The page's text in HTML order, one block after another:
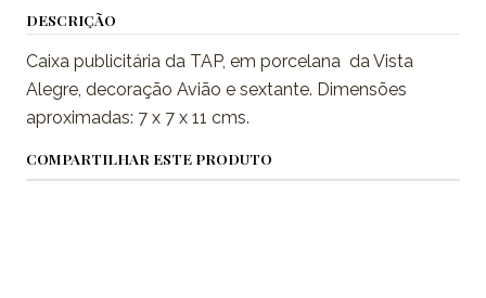
DESCRIÇÃO
Caixa publicitária da TAP, em porcelana da Vista
Alegre, decoração Avião e sextante. Dimensões
aproximadas: 7 x 7 x 11 cms.
COMPARTILHAR ESTE PRODUTO